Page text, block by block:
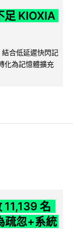
足 KIOXIA
合低延遲快閃記
化為記憶體擴充
11,139 名
疏忽+系統